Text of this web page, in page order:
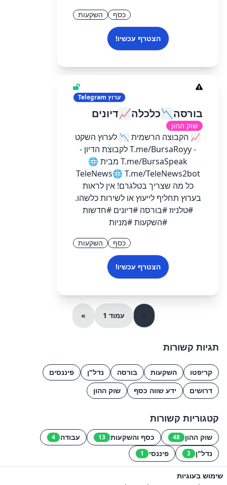
כסף השקעות
הצטרף עכשיו!
ערוץ
בורסה📉כלכלה📈דיונים
שוק ההון
📈 הקבוצה הרשמית 📉 לערוץ השקט
- T.me/BursaRoyy לקבוצת הדיון -
T.me/BursaSpeak מבית 🌐
TeleNews🌐 T.me/TeleNews2bot
כל מה שצריך בטלגרם! אין לראות
בערוץ תחליף לייעוץ או לשירות כלשהו.
#טלניוז #בורסה #דיונים #חדשות
#השקעות #מניות
כסף השקעות
הצטרף עכשיו!
עמוד 1 »
תגיות קשורות
קריפטו השקעות בורסה נדל"ן
פיננסים
דרושים
ידע שווה כסף שוק ההון
קטגוריות קשורות
שוק ההון 48 כסף והשקעות 13 עבודה 4
נדל"ן 3 פיננסי 1
שימוש בעוגיות